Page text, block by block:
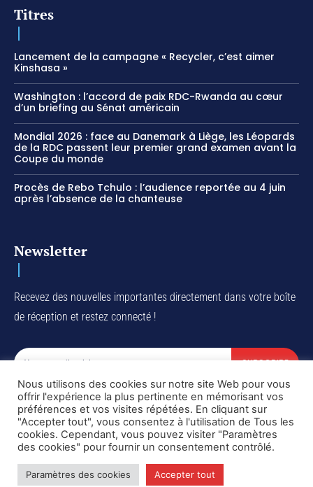
Titres
Lancement de la campagne « Recycler, c’est aimer
Kinshasa »
Washington : l’accord de paix RDC-Rwanda au cœur
d’un briefing au Sénat américain
Mondial 2026 : face au Danemark à Liège, les Léopards
de la RDC passent leur premier grand examen avant la
Coupe du monde
Procès de Rebo Tchulo : l’audience reportée au 4 juin
après l’absence de la chanteuse
Newsletter
Recevez des nouvelles importantes directement dans votre boîte
de réception et restez connecté !
SUBSCRIBE
I've read and accept thePrivacy Policy.
Copyright © DiaspoRDC. All rights reserved
Nous utilisons des cookies sur notre site Web pour vous
offrir l'expérience la plus pertinente en mémorisant vos
préférences et vos visites répétées. En cliquant sur
"Accepter tout", vous consentez à l'utilisation de Tous les
cookies. Cependant, vous pouvez visiter "Paramètres
des cookies" pour fournir un consentement contrôlé.
Paramètres des cookies Accepter tout